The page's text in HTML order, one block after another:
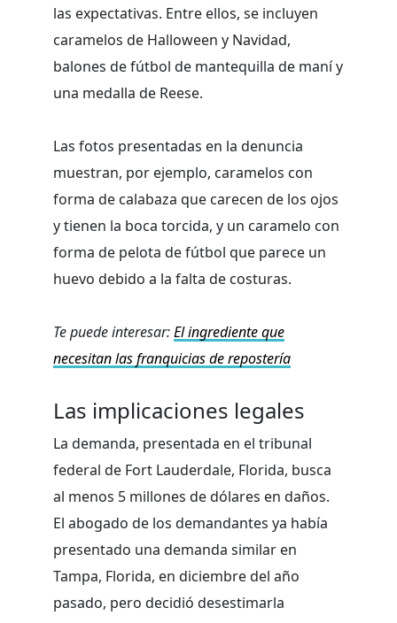
las expectativas. Entre ellos, se incluyen
caramelos de Halloween y Navidad,
balones de fútbol de mantequilla de maní y
una medalla de Reese.
Las fotos presentadas en la denuncia
muestran, por ejemplo, caramelos con
forma de calabaza que carecen de los ojos
y tienen la boca torcida, y un caramelo con
forma de pelota de fútbol que parece un
huevo debido a la falta de costuras.
Te puede interesar:El ingrediente que
necesitan las franquicias de repostería
Las implicaciones legales
La demanda, presentada en el tribunal
federal de Fort Lauderdale, Florida, busca
al menos 5 millones de dólares en daños.
El abogado de los demandantes ya había
presentado una demanda similar en
Tampa, Florida, en diciembre del año
pasado, pero decidió desestimarla